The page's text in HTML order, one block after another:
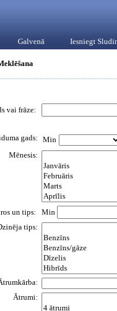
Galvenā Iesniegt
vai frāze:
gads: Min
Mēnesis:
un tips:
Min
tips:
Ātrumi: